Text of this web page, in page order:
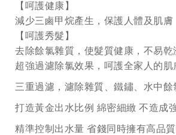
【呵護健康】
減少三鹵甲烷產生，保護人體及肌膚
【呵護秀髮】
去除餘氯雜質，使髮質健康，不易乾
超強過濾除氯效果，呵護全家人的肌
三重過濾，濾除雜質、鐵鏽、水中餘
打造黃金出水比例 綿密細緻 不造成
精準控制出水量 省錢同時擁有高品質